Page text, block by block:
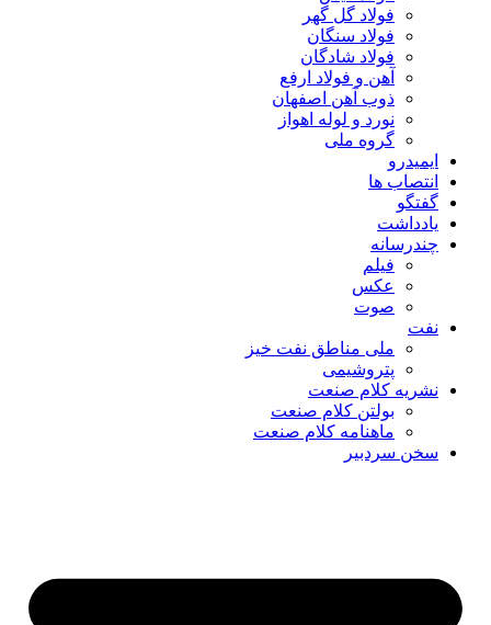
فولاد گل گهر
فولاد سنگان
فولاد شادگان
آهن و فولاد ارفع
ذوب آهن اصفهان
نورد و لوله اهواز
گروه ملی
ایمیدرو
انتصاب ها
گفتگو
یادداشت
چندرسانه
فیلم
عکس
صوت
نفت
ملی مناطق نفت خیز
پتروشیمی
نشریه کلام صنعت
بولتن کلام صنعت
ماهنامه کلام صنعت
سخن سردبیر